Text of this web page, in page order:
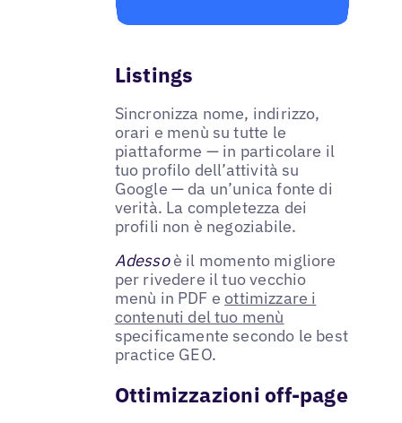
Listings
Sincronizza nome, indirizzo,
orari e menù su tutte le
piattaforme — in particolare il
tuo profilo dell’attività su
Google — da un’unica fonte di
verità. La completezza dei
profili non è negoziabile.
Adessoè il momento migliore
per rivedere il tuo vecchio
menù in PDF e ottimizzare i
contenuti del tuo menù
specificamente secondo le best
practice GEO.
Ottimizzazioni off-page